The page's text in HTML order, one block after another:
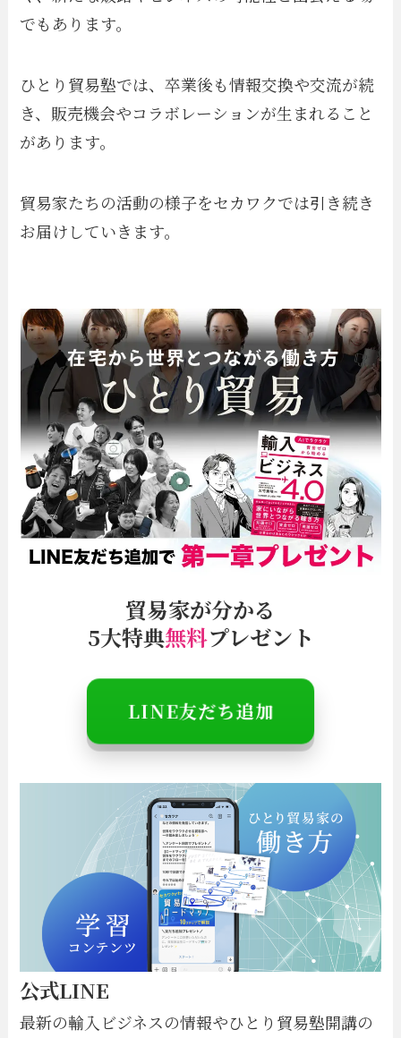
でもあります。
ひとり貿易塾では、卒業後も情報交換や交流が続
き、販売機会やコラボレーションが生まれること
があります。
貿易家たちの活動の様子をセカワクでは引き続き
お届けしていきます。
貿易家が分かる
5大特典無料プレゼント
LINE友だち追加
公式LINE
最新の輸入ビジネスの情報やひとり貿易塾開講の